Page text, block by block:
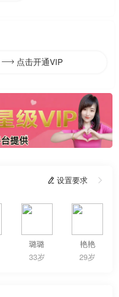
 点击开通VIP
 设置要求 
璐璐
33岁
艳艳
29岁